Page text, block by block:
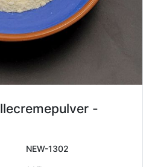
-
NEW-1302